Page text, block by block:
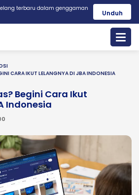
terbaru dalam genggaman
Unduh
CARA IKUT LELANGNYA DI JBA INDONESIA
Begini Cara Ikut
Indonesia